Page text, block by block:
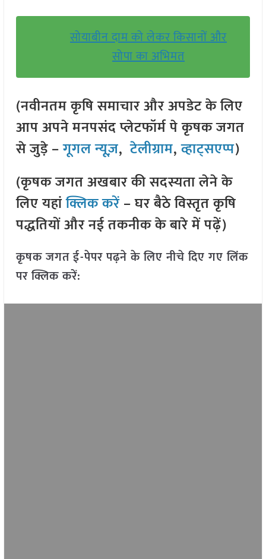
सोयाबीन दाम को लेकर किसानों और
सोपा का अभिमत
(नवीनतम कृषि समाचार और अपडेट के लिए
आप अपने मनपसंद प्लेटफॉर्म पे कृषक जगत
से जुड़े –गूगल न्यूज़,टेलीग्राम,व्हाट्सएप्प)
(कृषक जगत अखबार की सदस्यता लेने के
लिए यहांक्लिक करें– घर बैठे विस्तृत कृषि
पद्धतियों और नई तकनीक के बारे में पढ़ें)
कृषक जगत ई-पेपर पढ़ने के लिए नीचे दिए गए लिंक
पर क्लिक करें: